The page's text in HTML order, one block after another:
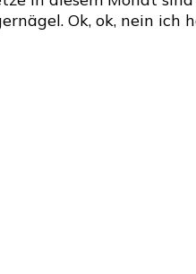
Ok, ok, nein ich